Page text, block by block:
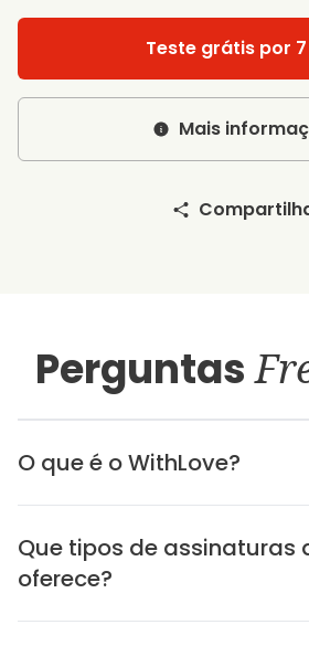
Teste grátis por
Mais
Perguntas
O que é o WithLove?
Que tipos de assinaturas
oferece?